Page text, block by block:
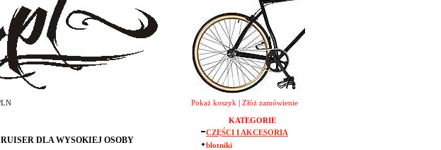
Pokaż koszyk Złóż zamówienie
DLA WYSOKIEJ OSOBY
KATEGORIE
CZĘŚCI I AKCESORIA
błotniki